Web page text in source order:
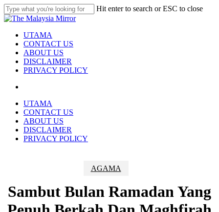
Skip
to
content
Hit enter to search or ESC to close
Close
search
Menu
UTAMA
CONTACT US
ABOUT US
DISCLAIMER
PRIVACY POLICY
UTAMA
CONTACT US
ABOUT US
DISCLAIMER
PRIVACY POLICY
AGAMA
Sambut Bulan Ramadan Yang